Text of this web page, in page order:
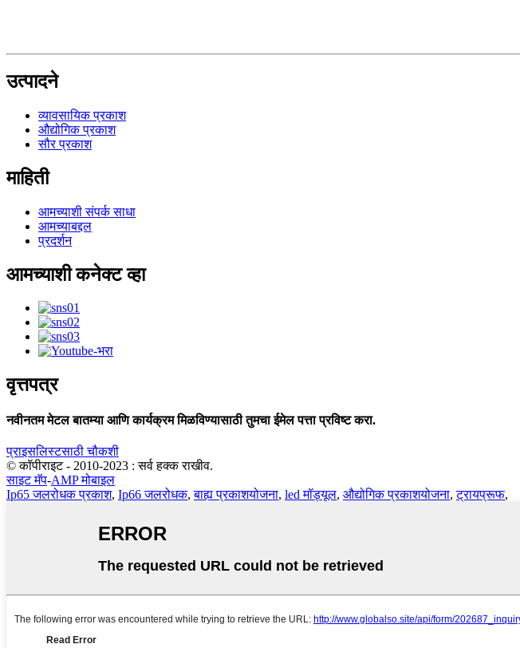
उत्पादने
व्यावसायिक प्रकाश
औद्योगिक प्रकाश
सौर प्रकाश
माहिती
आमच्याशी संपर्क साधा
आमच्याबद्दल
प्रदर्शन
आमच्याशी कनेक्ट व्हा
वृत्तपत्र
नवीनतम मेटल बातम्या आणि कार्यक्रम मिळविण्यासाठी तुमचा ईमेल पत्ता प्रविष्ट करा.
प्राइसलिस्टसाठी चौकशी
© कॉपीराइट - 2010-2023 : सर्व हक्क राखीव.
साइट मॅप-AMP मोबाइल
Ip65 जलरोधक प्रकाश, Ip66 जलरोधक,बाह्य प्रकाशयोजना, led मॉड्यूल, औद्योगिक प्रकाशयोजना,ट्रायप्रूफ,